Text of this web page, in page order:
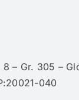
– Gr. 305 –
040